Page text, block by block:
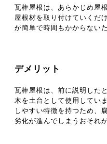
瓦棒屋根は、あらかじめ屋
屋根材を取り付けていくだ
が簡単で時間もかからない
デメリット
瓦棒屋根は、前に説明した
木を土台として使用してい
しやすい特徴を持つため、
劣化が進んでしまうおそれ